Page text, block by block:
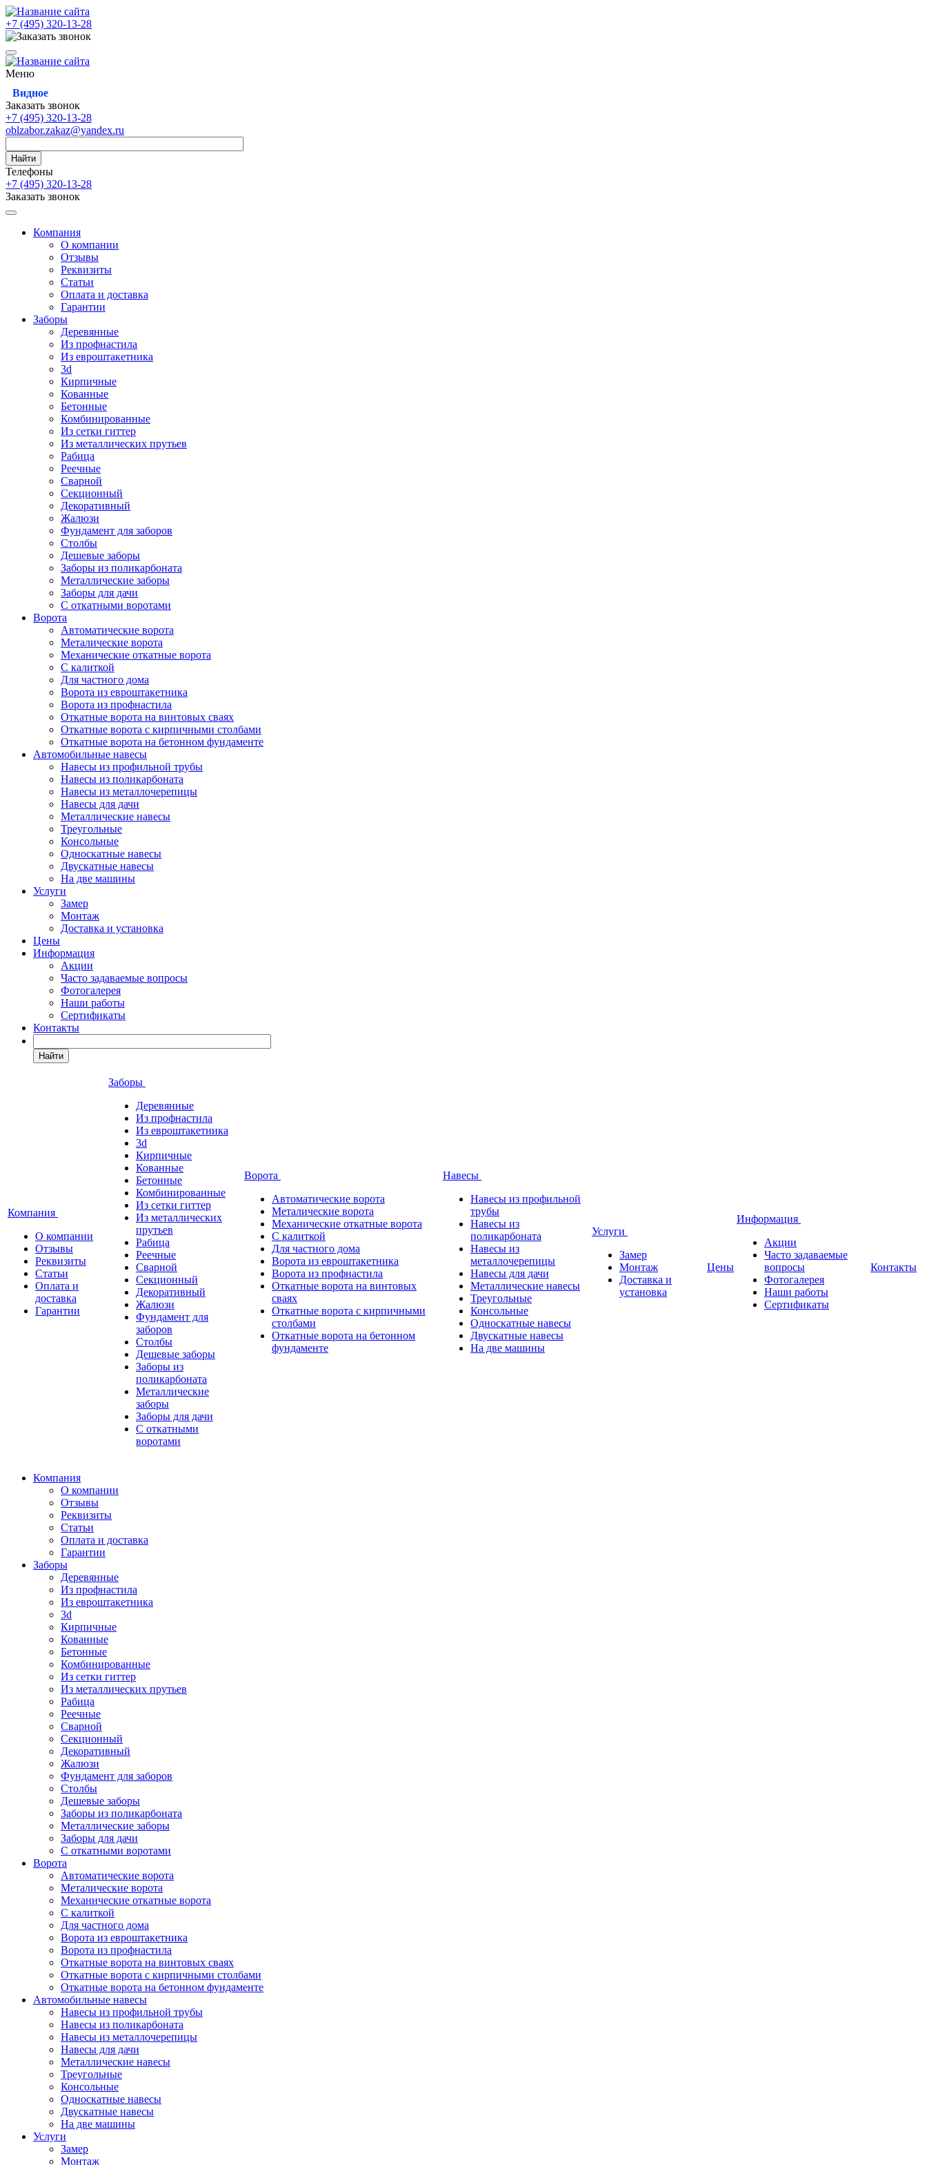
+7 (495) 320-13-28
Меню
Видное
Заказать звонок
+7 (495) 320-13-28
oblzabor.zakaz@yandex.ru
Найти
Телефоны
+7 (495) 320-13-28
Заказать звонок
Компания
О компании
Отзывы
Реквизиты
Статьи
Оплата и доставка
Гарантии
Заборы
Деревянные
Из профнастила
Из евроштакетника
3d
Кирпичные
Кованные
Бетонные
Комбинированные
Из сетки гиттер
Из металлических прутьев
Рабица
Реечные
Сварной
Секционный
Декоративный
Жалюзи
Фундамент для заборов
Столбы
Дешевые заборы
Заборы из поликарбоната
Металлические заборы
Заборы для дачи
С откатными воротами
Ворота
Автоматические ворота
Металические ворота
Механические откатные ворота
С калиткой
Для частного дома
Ворота из евроштакетника
Ворота из профнастила
Откатные ворота на винтовых сваях
Откатные ворота с кирпичными столбами
Откатные ворота на бетонном фундаменте
Автомобильные навесы
Навесы из профильной трубы
Навесы из поликарбоната
Навесы из металлочерепицы
Навесы для дачи
Металлические навесы
Треугольные
Консольные
Односкатные навесы
Двускатные навесы
На две машины
Услуги
Замер
Монтаж
Доставка и установка
Цены
Информация
Акции
Часто задаваемые вопросы
Фотогалерея
Наши работы
Сертификаты
Контакты
Найти
Компания
О компании
Отзывы
Реквизиты
Статьи
Оплата и
доставка
Гарантии
Заборы
Деревянные
Из профнастила
Из евроштакетника
3d
Кирпичные
Кованные
Бетонные
Комбинированные
Из сетки гиттер
Из металлических
прутьев
Рабица
Реечные
Сварной
Секционный
Декоративный
Жалюзи
Фундамент для
заборов
Столбы
Дешевые заборы
Заборы из
поликарбоната
Металлические
заборы
Заборы для дачи
С откатными
воротами
Ворота
Автоматические ворота
Металические ворота
Механические откатные ворота
С калиткой
Для частного дома
Ворота из евроштакетника
Ворота из профнастила
Откатные ворота на винтовых
сваях
Откатные ворота с кирпичными
столбами
Откатные ворота на бетонном
фундаменте
Навесы
Навесы из профильной
трубы
Навесы из
поликарбоната
Навесы из
металлочерепицы
Навесы для дачи
Металлические навесы
Треугольные
Консольные
Односкатные навесы
Двускатные навесы
На две машины
Услуги
Замер
Монтаж
Доставка и
установка
Цены
Информация
Акции
Часто задаваемые
вопросы
Фотогалерея
Наши работы
Сертификаты
Контакты
Компания
О компании
Отзывы
Реквизиты
Статьи
Оплата и доставка
Гарантии
Заборы
Деревянные
Из профнастила
Из евроштакетника
3d
Кирпичные
Кованные
Бетонные
Комбинированные
Из сетки гиттер
Из металлических прутьев
Рабица
Реечные
Сварной
Секционный
Декоративный
Жалюзи
Фундамент для заборов
Столбы
Дешевые заборы
Заборы из поликарбоната
Металлические заборы
Заборы для дачи
С откатными воротами
Ворота
Автоматические ворота
Металические ворота
Механические откатные ворота
С калиткой
Для частного дома
Ворота из евроштакетника
Ворота из профнастила
Откатные ворота на винтовых сваях
Откатные ворота с кирпичными столбами
Откатные ворота на бетонном фундаменте
Автомобильные навесы
Навесы из профильной трубы
Навесы из поликарбоната
Навесы из металлочерепицы
Навесы для дачи
Металлические навесы
Треугольные
Консольные
Односкатные навесы
Двускатные навесы
На две машины
Услуги
Замер
Монтаж